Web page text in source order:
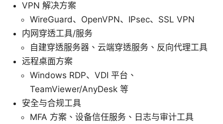
VPN 解决方案
WireGuard、OpenVPN、IPsec、SSL VPN
内网穿透工具/服务
自建穿透服务器、云端穿透服务、反向代理工具
远程桌面方案
Windows RDP、VDI 平台、
TeamViewer/AnyDesk 等
安全与合规工具
MFA 方案、设备信任服务、日志与审计工具